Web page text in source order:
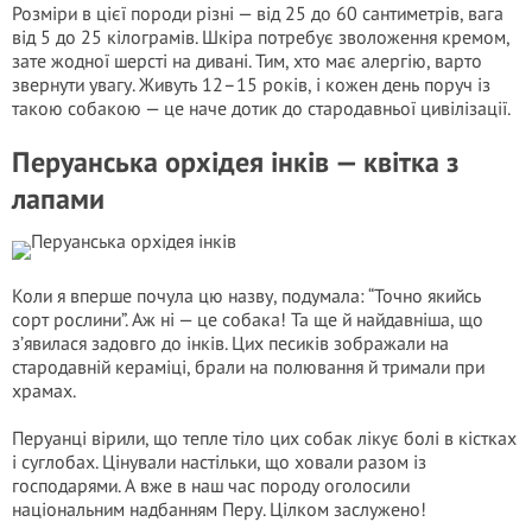
Розміри в цієї породи різні — від 25 до 60 сантиметрів, вага
від 5 до 25 кілограмів. Шкіра потребує зволоження кремом,
зате жодної шерсті на дивані. Тим, хто має алергію, варто
звернути увагу. Живуть 12–15 років, і кожен день поруч із
такою собакою — це наче дотик до стародавньої цивілізації.
Перуанська орхідея інків — квітка з
лапами
Коли я вперше почула цю назву, подумала: “Точно якийсь
сорт рослини”. Аж ні — це собака! Та ще й найдавніша, що
з’явилася задовго до інків. Цих песиків зображали на
стародавній кераміці, брали на полювання й тримали при
храмах.
Перуанці вірили, що тепле тіло цих собак лікує болі в кістках
і суглобах. Цінували настільки, що ховали разом із
господарями. А вже в наш час породу оголосили
національним надбанням Перу. Цілком заслужено!